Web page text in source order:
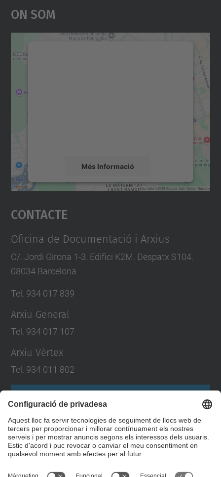
On Som
Més Informació
Accepta
powered by
Contacte
Oficina de Documentació i Arxius
C/. Jordi Girona 1-3. Edifici K2M. Despatx S104.
08034 Barcelona
Tel. 934 017 839
Arxiu General
Tel. 934 017 107
Arxiu Vèrtex
Tel. 934 011 802
Formulari de contacte
Llista Xarxes Socials